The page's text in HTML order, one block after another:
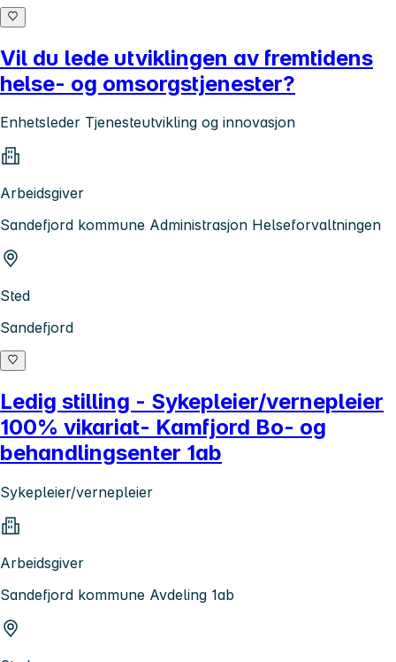
Vil du lede utviklingen av fremtidens
helse- og omsorgstjenester?
Enhetsleder Tjenesteutvikling og innovasjon
Arbeidsgiver
Sandefjord kommune Administrasjon Helseforvaltningen
Sted
Sandefjord
Ledig stilling - Sykepleier/vernepleier
100% vikariat- Kamfjord Bo- og
behandlingsenter 1ab
Sykepleier/vernepleier
Arbeidsgiver
Sandefjord kommune Avdeling 1ab